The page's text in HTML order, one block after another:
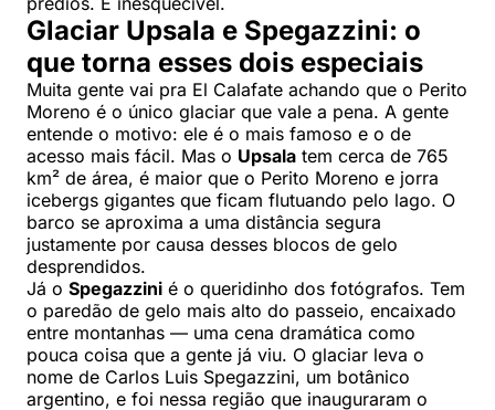
Glaciar Upsala e Spegazzini: o
que torna esses dois especiais
Muita gente vai pra El Calafate achando que o Perito
Moreno é o único glaciar que vale a pena. A gente
entende o motivo: ele é o mais famoso e o de
acesso mais fácil. Mas o Upsala tem cerca de 765
km² de área, é maior que o Perito Moreno e jorra
icebergs gigantes que ficam flutuando pelo lago. O
barco se aproxima a uma distância segura
justamente por causa desses blocos de gelo
desprendidos.
Já o Spegazzini é o queridinho dos fotógrafos. Tem
o paredão de gelo mais alto do passeio, encaixado
entre montanhas — uma cena dramática como
pouca coisa que a gente já viu. O glaciar leva o
nome de Carlos Luis Spegazzini, um botânico
argentino, e foi nessa região que inauguraram o